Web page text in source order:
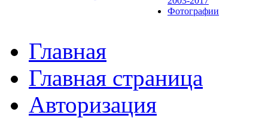
Фотографии
Главная
Главная страница
Авторизация